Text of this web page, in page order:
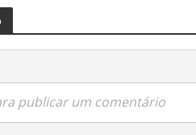
publicar um comentário